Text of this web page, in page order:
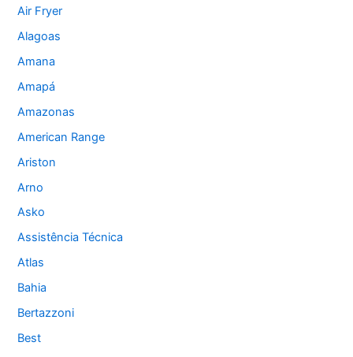
Air Fryer
Alagoas
Amana
Amapá
Amazonas
American Range
Ariston
Arno
Asko
Assistência Técnica
Atlas
Bahia
Bertazzoni
Best